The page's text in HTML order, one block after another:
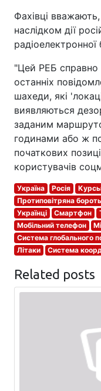
Фахівці
наслідком дії
"Цей РЕБ
останніх
шахеди, які
виявляються
заданим
годинами або ж
початкових
користувачів
Україна Росія
Протиповітряна
Українці
Смартфон
Мобільний телефон
Система глобального
Літаки
Система
Related posts